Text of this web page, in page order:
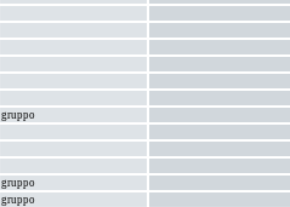
gruppo
gruppo
gruppo